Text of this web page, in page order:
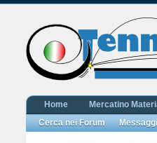
Home Mercatino
Cerca nei Forum